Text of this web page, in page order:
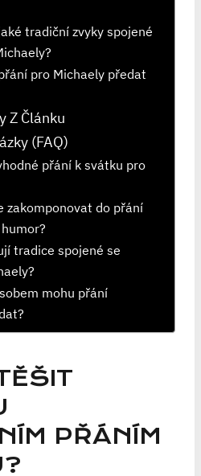
tradiční zvyky spojené
pro Michaely předat
Z Článku
(FAQ)
přání k svátku pro
zakomponovat do přání
tradice spojené se
mohu přání
PŘÁNÍM